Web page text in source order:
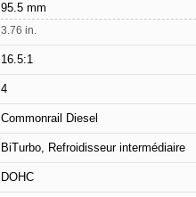
95.5 mm
3.76 in.
16.5:1
4
Commonrail Diesel
BiTurbo, Refroidisseur intermédiaire
DOHC